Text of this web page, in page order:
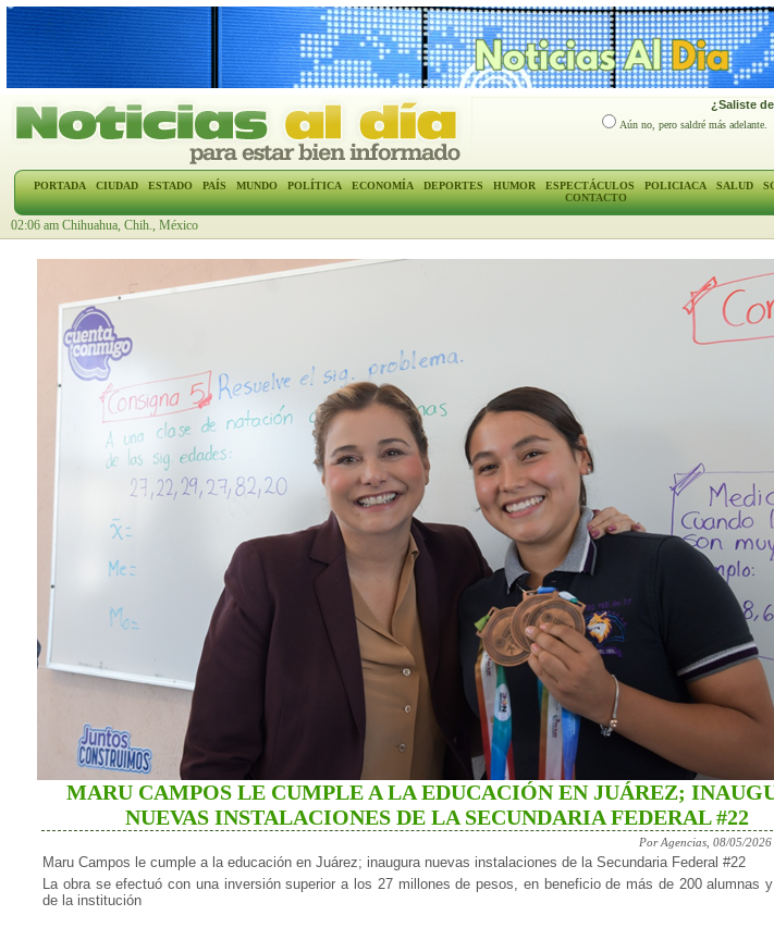
¿Saliste
Aún no, pero saldré más adelante.
PORTADA CIUDAD ESTADO PAÍS MUNDO POLÍTICA ECONOMÍA DEPORTES HUMOR ESPECTÁCULOS POLICIACA SALUD
CONTACTO
02:06 am Chihuahua, Chih., México
MARU CAMPOS LE CUMPLE A LA EDUCACIÓN EN JUÁREZ;
NUEVAS INSTALACIONES DE LA SECUNDARIA FEDERAL #22
Por Agencias, 08/05/
Maru Campos le cumple a la educación en Juárez; inaugura nuevas instalaciones de la Secundaria Federal #22
La obra se efectuó con una inversión superior a los 27 millones de pesos, en beneficio de más de 200 alumnas
de la institución